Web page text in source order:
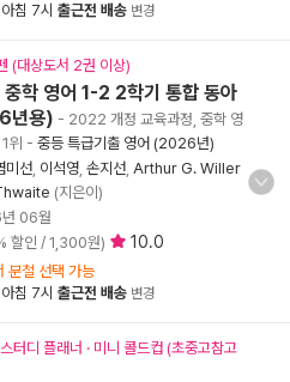
침 7시 출근전 배송 변경
(대상도서 2권 이상)
학 영어 1-2 2학기 통합 동아
년용) - 2022 개정 교육과정, 중학 영
위 - 중등 특급기출 영어 (2026년)
미선 이석영 손지선 Arthur G. Willer
(지은이)
06월
할인 / 1,300원) 10.0
분철 선택 가능
침 7시 출근전 배송 변경
터디 플래너 · 미니 콜드컵 (초중고참고